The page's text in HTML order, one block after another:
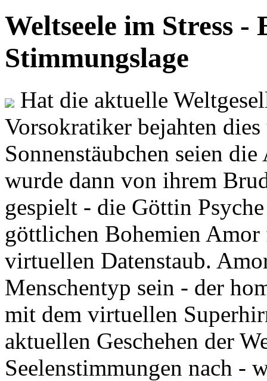
Weltseele im Stress -
Stimmungslage
Hat die aktuelle
Vorsokratiker bejahten
Sonnenstäubchen seien
wurde dann von ihrem
gespielt - die Göttin
göttlichen Bohemien
virtuellen Datenstaub.
Menschentyp sein - der
mit dem virtuellen
aktuellen Geschehen der
Seelenstimmungen nach -